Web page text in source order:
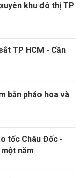
khu đô thị TP
TP HCM - Cần
bắn pháo hoa và
tốc Châu Đốc -
năm